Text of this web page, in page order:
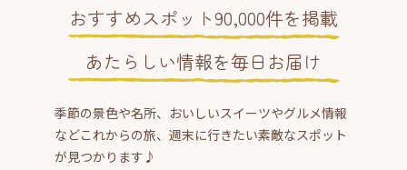
おすすめスポット90,000件を掲載
あたらしい情報を毎日お届け
季節の景色や名所、おいしいスイーツやグルメ情報
などこれからの旅、週末に行きたい素敵なスポット
が見つかります♪